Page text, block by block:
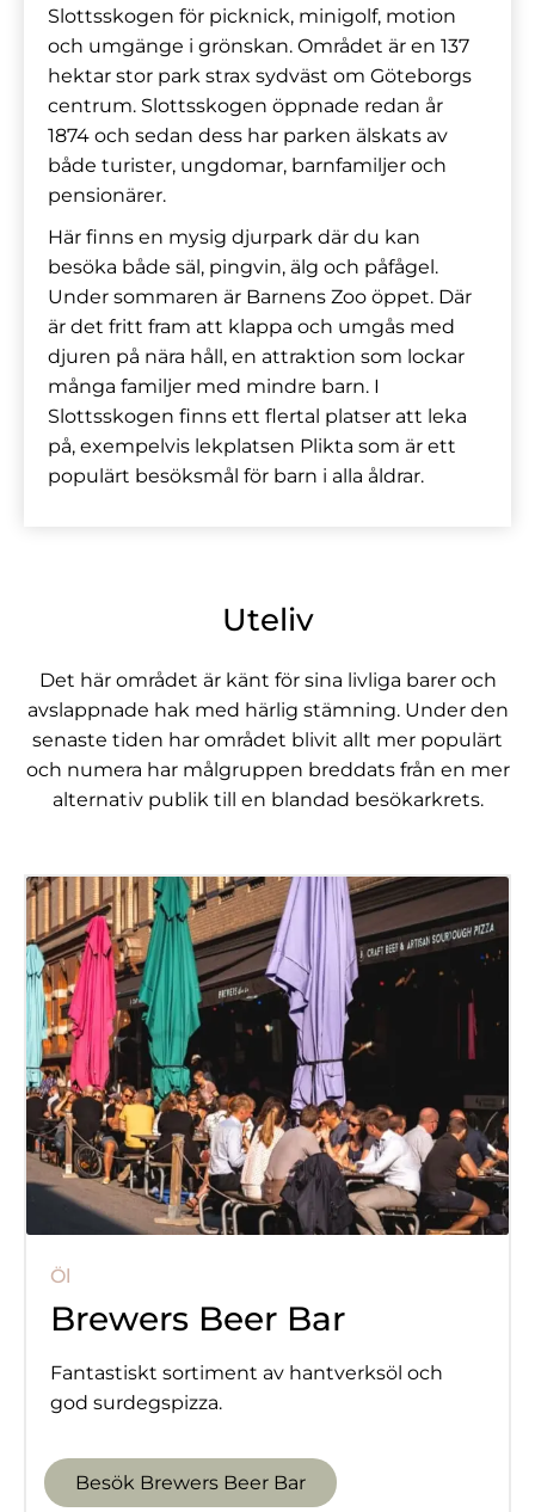
Slottsskogen för picknick, minigolf, motion
och umgänge i grönskan. Området är en 137
hektar stor park strax sydväst om Göteborgs
centrum. Slottsskogen öppnade redan år
1874 och sedan dess har parken älskats av
både turister, ungdomar, barnfamiljer och
pensionärer.
Här finns en mysig djurpark där du kan
besöka både säl, pingvin, älg och påfågel.
Under sommaren är Barnens Zoo öppet. Där
är det fritt fram att klappa och umgås med
djuren på nära håll, en attraktion som lockar
många familjer med mindre barn. I
Slottsskogen finns ett flertal platser att leka
på, exempelvis lekplatsen Plikta som är ett
populärt besöksmål för barn i alla åldrar.
Uteliv
Det här området är känt för sina livliga barer och
avslappnade hak med härlig stämning. Under den
senaste tiden har området blivit allt mer populärt
och numera har målgruppen breddats från en mer
alternativ publik till en blandad besökarkrets.
Öl
Brewers Beer Bar
Fantastiskt sortiment av hantverksöl och
god surdegspizza.
Besök Brewers Beer Bar